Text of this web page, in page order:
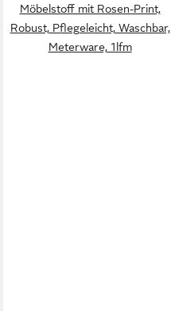
Möbelstoff mit Rosen-Print,
Robust, Pflegeleicht, Waschbar,
Meterware, 1lfm